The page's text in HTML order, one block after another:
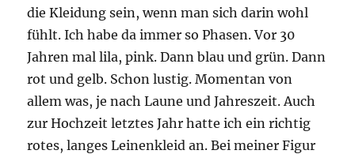
die Kleidung sein, wenn man sich darin wohl
fühlt. Ich habe da immer so Phasen. Vor 30
Jahren mal lila, pink. Dann blau und grün. Dann
rot und gelb. Schon lustig. Momentan von
allem was, je nach Laune und Jahreszeit. Auch
zur Hochzeit letztes Jahr hatte ich ein richtig
rotes, langes Leinenkleid an. Bei meiner Figur